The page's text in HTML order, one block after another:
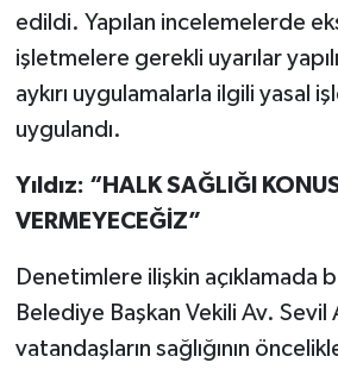
edildi. Yapılan incelemelerde
işletmelere gerekli uyarılar
aykırı uygulamalarla ilgili yasal
uygulandı.
Yıldız: “HALK SAĞLIĞI
VERMEYECEĞİZ”
Denetimlere ilişkin açıklamada
Belediye Başkan Vekili Av. Sevil
vatandaşların sağlığının